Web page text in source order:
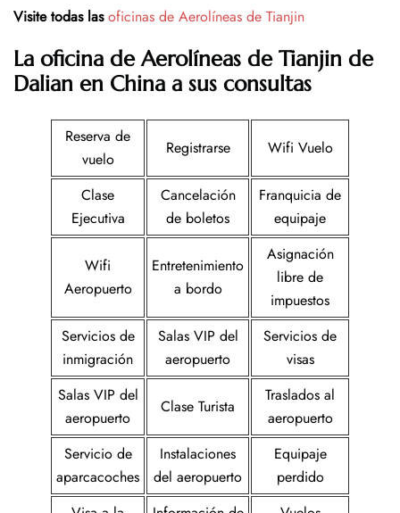
Visite todas las oficinas de Aerolíneas de Tianjin
La oficina de Aerolíneas de Tianjin de
Dalian en China a sus consultas
Reserva de
vuelo
Registrarse Wifi Vuelo
Clase
Ejecutiva
Cancelación
de boletos
Franquicia de
equipaje
Wifi
Aeropuerto
Entretenimiento
a bordo
Asignación
libre de
impuestos
Servicios de
inmigración
Salas VIP del
aeropuerto
Servicios de
visas
Salas VIP del
aeropuerto
Clase Turista
Traslados al
aeropuerto
Servicio de
aparcacoches
Instalaciones
del aeropuerto
Equipaje
perdido